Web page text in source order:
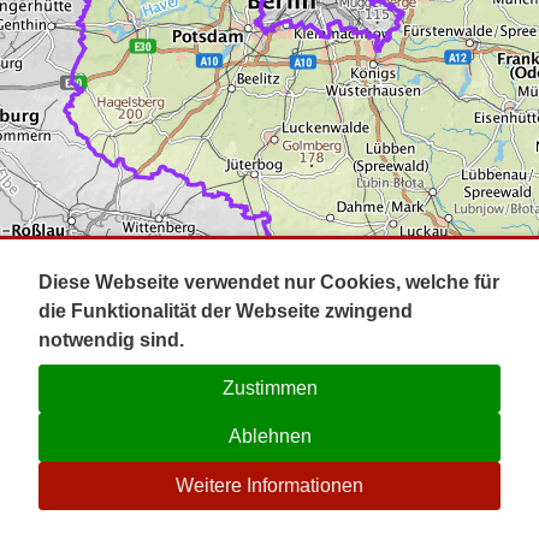
Impressum
Kontakt
☉
Diese Webseite verwendet nur Cookies, welche für
die Funktionalität der Webseite zwingend
notwendig sind.
Zustimmen
Ablehnen
Weitere Informationen